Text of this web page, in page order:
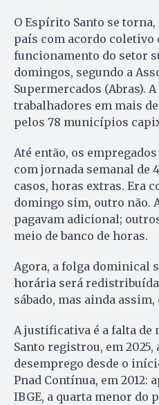
O Espírito Santo se
país com acordo coletivo
funcionamento do setor
domingos, segundo a
Supermercados (Abras).
trabalhadores em mais
pelos 78 municípios
Até então, os
com jornada semanal de
casos, horas extras. Era
domingo sim, outro não.
pagavam adicional;
meio de banco de horas.
Agora, a folga dominical
horária será
sábado, mas ainda assim,
A justificativa é a falta de
Santo registrou, em
desemprego desde o
Pnad Contínua, em 2012:
IBGE, a quarta menor do